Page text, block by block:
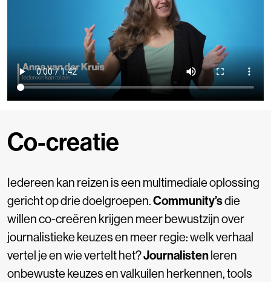
Co-creatie
Iedereen kan reizen is een multimediale oplossing
gericht op drie doelgroepen.Community’sdie
willen co-creëren krijgen meer bewustzijn over
journalistieke keuzes en meer regie: welk verhaal
vertel je en wie vertelt het?Journalistenleren
onbewuste keuzes en valkuilen herkennen, tools